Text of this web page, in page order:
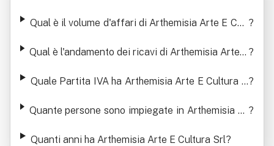
Qual è il volume d'affari di Arthemisia Arte E Cult ?
Qual è l'andamento dei ricavi di Arthemisia Arte E ?
Quale Partita IVA ha Arthemisia Arte E Cultura S?
Quante persone sono impiegate in Arthemisia Ar ?
Quanti anni ha Arthemisia Arte E Cultura Srl?